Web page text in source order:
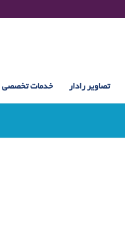
تصاویر رادار خدمات تخصصی